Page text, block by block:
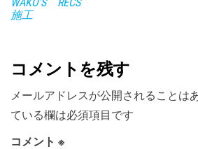
施工
コメントを残す
メールアドレスが公開されることは
ている欄は必須項目です
コメント ※